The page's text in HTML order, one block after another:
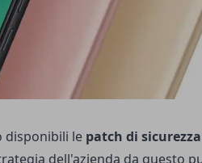
disponibili le patch di sicurezza
dell'azienda da questo